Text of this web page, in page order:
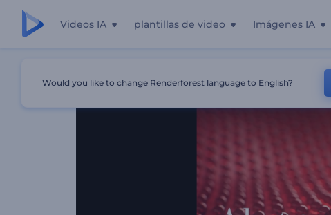
Videos IA plantillas de video Imágenes IA
Would you like to change Renderforest language to English?